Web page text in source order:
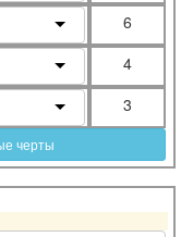
6
4
3
черты